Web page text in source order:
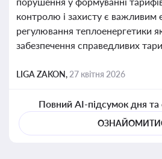
контролю і захисту є важливим
регулювання теплоенергетики
забезпечення справедливих
LIGA ZAKON, 27 квітня 2026
Повний AI-підсумок дня та